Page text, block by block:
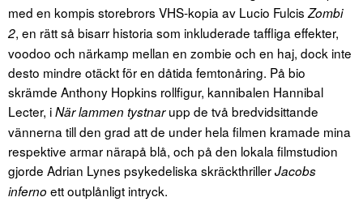
med en kompis storebrors VHS-kopia av Lucio Fulcis Zombi
2, en rätt så bisarr historia som inkluderade taffliga effekter,
voodoo och närkamp mellan en zombie och en haj, dock inte
desto mindre otäckt för en dåtida femtonåring. På bio
skrämde Anthony Hopkins rollfigur, kannibalen Hannibal
Lecter, iNär lammen tystnarupp de två bredvidsittande
vännerna till den grad att de under hela filmen kramade mina
respektive armar närapå blå, och på den lokala filmstudion
gjorde Adrian Lynes psykedeliska skräckthrillerJacobs
inferno ett outplånligt intryck.